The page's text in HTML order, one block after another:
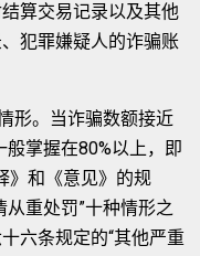
算交易记录以及其他
犯罪嫌疑人的诈骗账
形。当诈骗数额接近
般掌握在80%以上，即
》和《意见》的规
从重处罚”十种情形之
六条规定的“其他严重